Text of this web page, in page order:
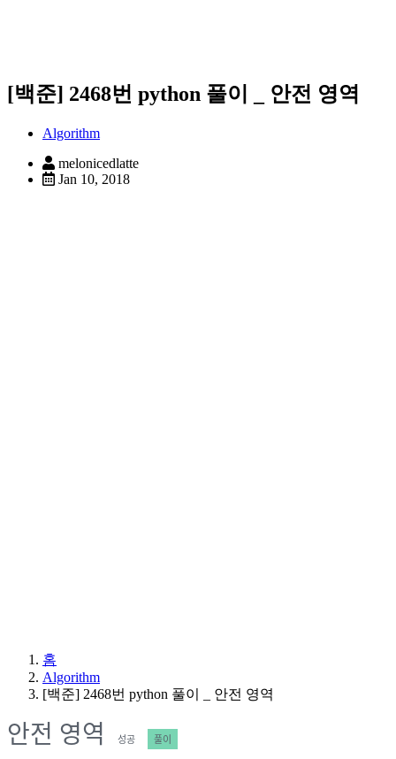
[백준] 2468번 python 풀이 _ 안전 영역
Algorithm
melonicedlatte
Jan 10, 2018
홈
Algorithm
[백준] 2468번 python 풀이 _ 안전 영역
안전 영역 성공 풀이